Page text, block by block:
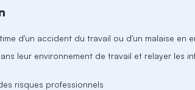
d'un accident du travail ou d'un malaise en
leur environnement de travail et relayer les
risques professionnels